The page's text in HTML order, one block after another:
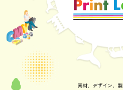
素材、デザイン、